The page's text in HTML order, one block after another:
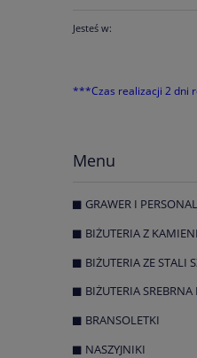
AKTUALNOŚCI
Jesteś w:
***Czas realizacji 2 dni
Menu
GRAWER I
BIŻUTERIA Z KAMIENI
BIŻUTERIA ZE STALI
BIŻUTERIA SREBRNA
BRANSOLETKI
NASZYJNIKI